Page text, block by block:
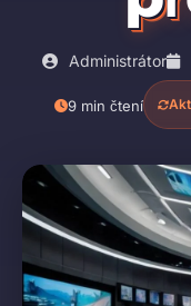
Administrátor
9 min čtení